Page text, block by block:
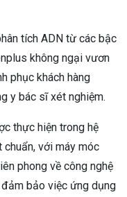
tích ADN từ các bậc
không ngại vươn
phục khách hàng
y bác sĩ xét nghiệm.
thực hiện trong hệ
với máy móc
phong về công nghệ
bảo việc ứng dụng